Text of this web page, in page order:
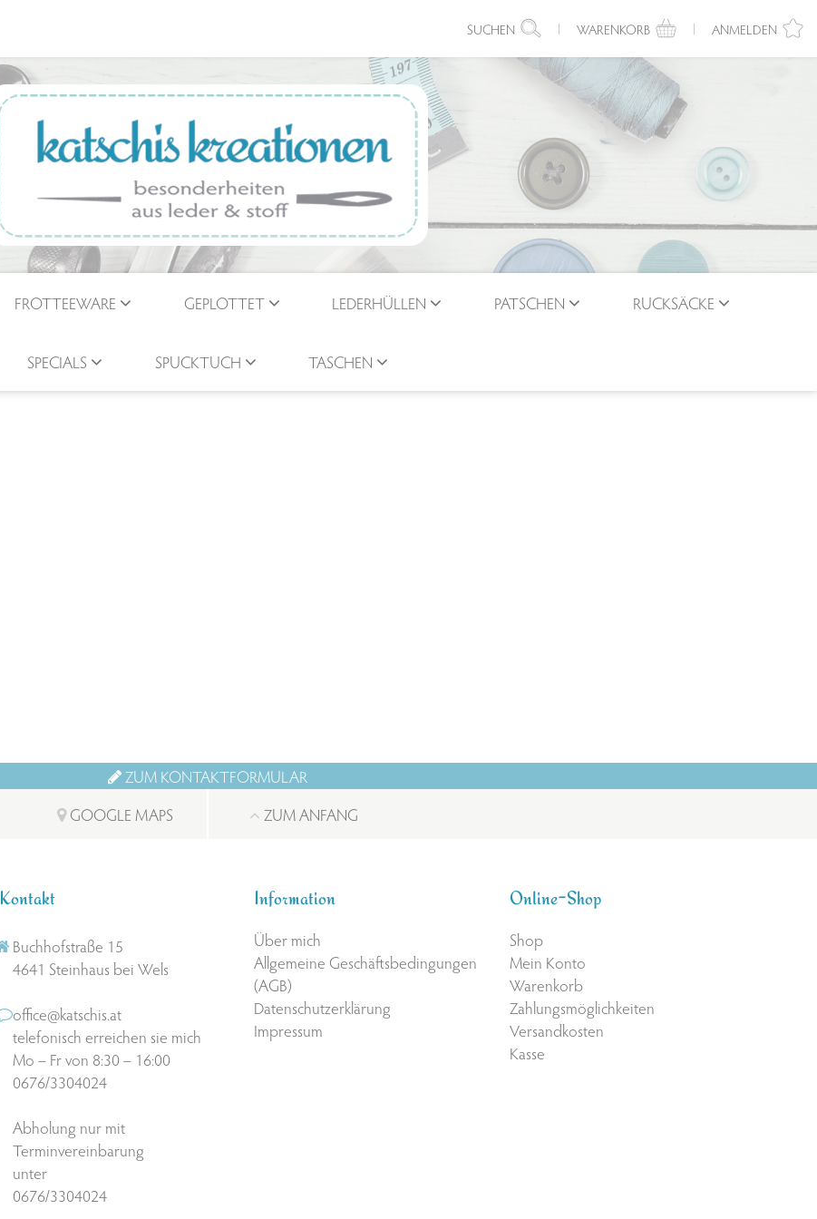
SUCHEN WARENKORB ANMELDEN
FROTTEEWARE GEPLOTTET LEDERHÜLLEN PATSCHEN RUCKSÄCKE
SPECIALS SPUCKTUCH TASCHEN
ZUM KONTAKTFORMULAR
GOOGLE MAPS
ZUM ANFANG
Kontakt
Buchhofstraße 15
4641 Steinhaus bei Wels
office@katschis.at
telefonisch erreichen sie mich
Mo – Fr von 8:30 – 16:00
0676/3304024
Abholung nur mit
Terminvereinbarung
unter
0676/3304024
Information
Über mich
Allgemeine Geschäftsbedingungen
(AGB)
Datenschutzerklärung
Impressum
Online-Shop
Shop
Mein Konto
Warenkorb
Zahlungsmöglichkeiten
Versandkosten
Kasse